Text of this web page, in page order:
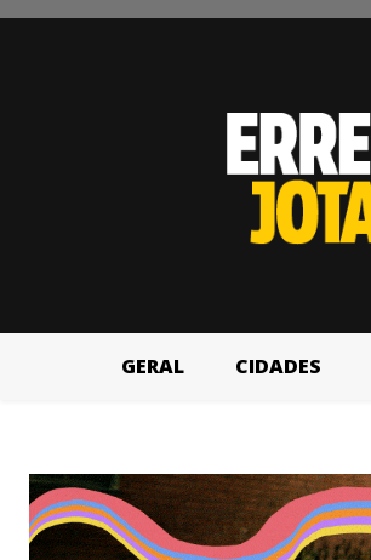
GERAL CIDADES